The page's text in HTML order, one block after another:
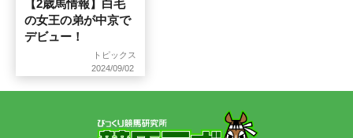
【2歳馬情報】白毛
の女王の弟が中京で
デビュー！
トピックス
2024/09/02